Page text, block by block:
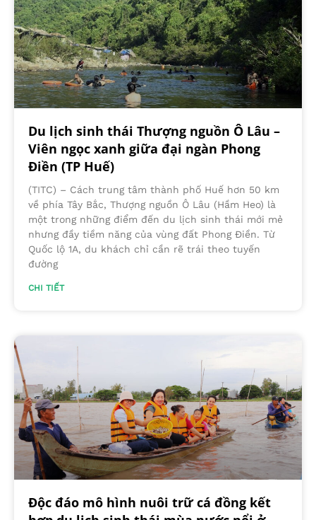
Du lịch sinh thái Thượng nguồn Ô Lâu –
Viên ngọc xanh giữa đại ngàn Phong
Điền (TP Huế)
(TITC) – Cách trung tâm thành phố Huế hơn 50 km
về phía Tây Bắc, Thượng nguồn Ô Lâu (Hầm Heo) là
một trong những điểm đến du lịch sinh thái mới mẻ
nhưng đầy tiềm năng của vùng đất Phong Điền. Từ
Quốc lộ 1A, du khách chỉ cần rẽ trái theo tuyến
đường
CHI TIẾT
Độc đáo mô hình nuôi trữ cá đồng kết